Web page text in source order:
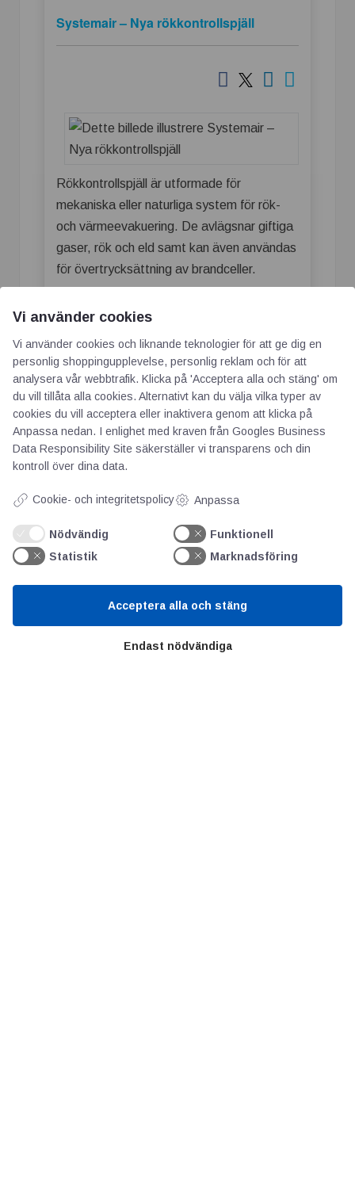
Systemair – Nya rökkontrollspjäll
Rökkontrollspjäll är utformade för
mekaniska eller naturliga system för rök-
och värmeevakuering. De avlägsnar giftiga
gaser, rök och eld samt kan även användas
för övertrycksättning av brandceller.
är:
S-RA1
AA – automatisk aktivering för Single
Compartment.
Lågt tryckfall över spjällblad.
För montering i kanal.
standard.
Vi använder cookies
Vi använder cookies och liknande teknologier för att ge dig en
personlig shoppingupplevelse, personlig reklam och för att
analysera vår webbtrafik. Klicka på 'Acceptera alla och stäng' om
du vill tillåta alla cookies. Alternativt kan du välja vilka typer av
cookies du vill acceptera eller inaktivera genom att klicka på
Anpassa nedan. I enlighet med kraven från Googles Business
Data Responsibility Site säkerställer vi transparens och din
kontroll över dina data.
Cookie- och integritetspolicy Anpassa
Nödvändig
Funktionell
Statistik
Marknadsföring
Endast nödvändiga
Acceptera alla och stäng